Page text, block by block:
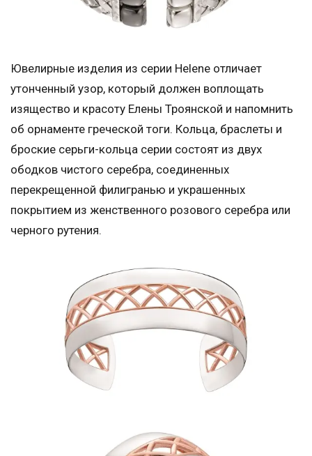
Ювелирные изделия из серии Helene отличает
утонченный узор, который должен воплощать
изящество и красоту Елены Троянской и напомнить
об орнаменте греческой тоги. Кольца, браслеты и
броские серьги-кольца серии состоят из двух
ободков чистого серебра, соединенных
перекрещенной филигранью и украшенных
покрытием из женственного розового серебра или
черного рутения.